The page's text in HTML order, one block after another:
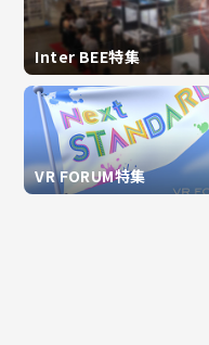
Inter BEE特集
VR FORUM特集